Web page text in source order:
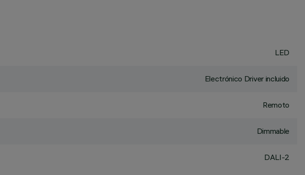
LED
Electrónico Driver incluido
Remoto
Dimmable
DALI-2